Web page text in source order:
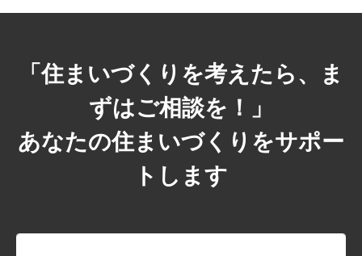
「住まいづくりを考えたら、ま
ずはご相談を！」
あなたの住まいづくりをサポー
トします